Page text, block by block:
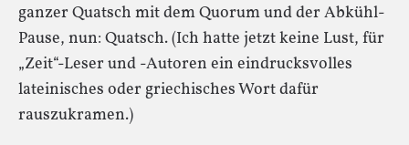
ganzer Quatsch mit dem Quorum und der Abkühl-
Pause, nun: Quatsch. (Ich hatte jetzt keine Lust, für
„Zeit“-Leser und -Autoren ein eindrucksvolles
lateinisches oder griechisches Wort dafür
rauszukramen.)